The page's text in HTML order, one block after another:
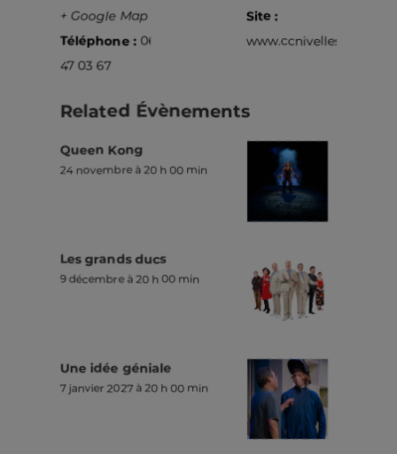
+ Google Map
Téléphone : 067
47 03 67
Site :
www.ccnivelles.be
Related Évènements
Queen Kong
24 novembre à 20 h 00 min
Les grands ducs
9 décembre à 20 h 00 min
Une idée géniale
7 janvier 2027 à 20 h 00 min